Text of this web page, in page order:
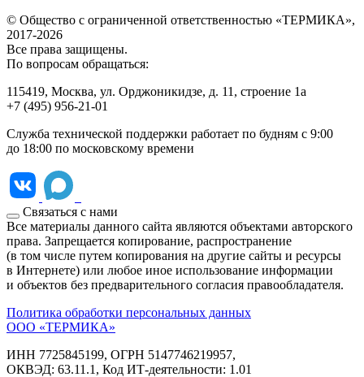
© Общество с ограниченной ответственностью «ТЕРМИКА»,
2017-2026
Все права защищены.
По вопросам обращаться:
115419, Москва, ул. Орджоникидзе, д. 11, строение 1а
+7 (495) 956‑21‑01
Служба технической поддержки работает по будням с 9:00
до 18:00 по московскому времени
Связаться с нами
Все материалы данного сайта являются объектами авторского
права. Запрещается копирование, распространение
(в том числе путем копирования на другие сайты и ресурсы
в Интернете) или любое иное использование информации
и объектов без предварительного согласия правообладателя.
Политика обработки персональных данных
ООО «ТЕРМИКА»
ИНН 7725845199, ОГРН 5147746219957,
ОКВЭД: 63.11.1, Код ИТ‑деятельности: 1.01